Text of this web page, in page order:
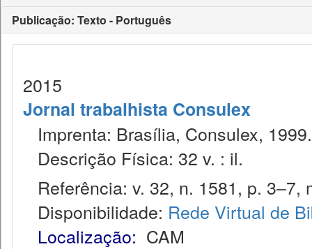
Publicação: Texto - Português
2015
Jornal trabalhista Consulex
Imprenta: Brasília, Consulex, 1999.
Descrição Física: 32 v. : il.
Referência: v. 32, n. 1581, p. 3–7,
Disponibilidade: Rede Virtual de
Localização: CAM